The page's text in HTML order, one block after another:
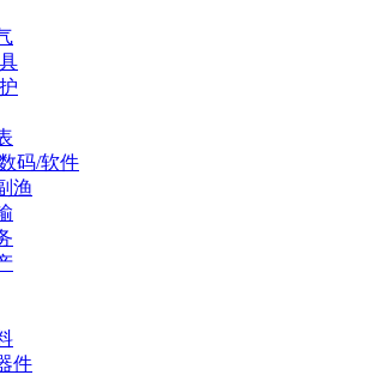
码/软件
渔
件